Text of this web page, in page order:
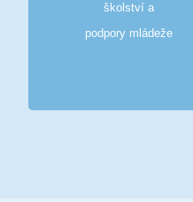
školství a
podpory mládeže